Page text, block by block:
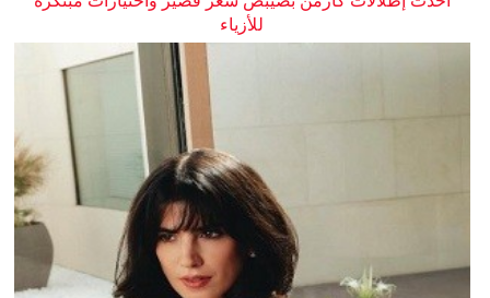
للأزياء